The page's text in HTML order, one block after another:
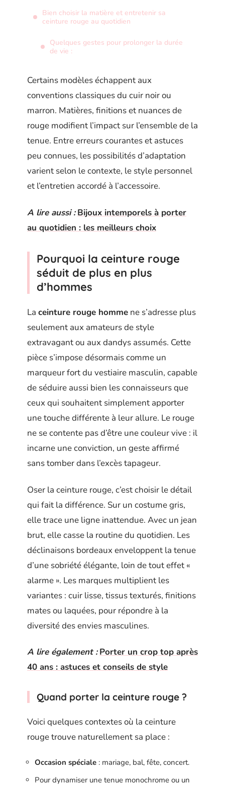
Bien choisir la matière et entretenir sa
ceinture rouge au quotidien
Quelques gestes pour prolonger la durée
de vie :
Certains modèles échappent aux
conventions classiques du cuir noir ou
marron. Matières, finitions et nuances de
rouge modifient l’impact sur l’ensemble de la
tenue. Entre erreurs courantes et astuces
peu connues, les possibilités d’adaptation
varient selon le contexte, le style personnel
et l’entretien accordé à l’accessoire.
A lire aussi : Bijoux intemporels à porter
au quotidien : les meilleurs choix
Pourquoi la ceinture rouge
séduit de plus en plus
d’hommes
La ceinture rouge homme ne s’adresse plus
seulement aux amateurs de style
extravagant ou aux dandys assumés. Cette
pièce s’impose désormais comme un
marqueur fort du vestiaire masculin, capable
de séduire aussi bien les connaisseurs que
ceux qui souhaitent simplement apporter
une touche différente à leur allure. Le rouge
ne se contente pas d’être une couleur vive : il
incarne une conviction, un geste affirmé
sans tomber dans l’excès tapageur.
Oser la ceinture rouge, c’est choisir le détail
qui fait la différence. Sur un costume gris,
elle trace une ligne inattendue. Avec un jean
brut, elle casse la routine du quotidien. Les
déclinaisons bordeaux enveloppent la tenue
d’une sobriété élégante, loin de tout effet «
alarme ». Les marques multiplient les
variantes : cuir lisse, tissus texturés, finitions
mates ou laquées, pour répondre à la
diversité des envies masculines.
A lire également : Porter un crop top après
40 ans : astuces et conseils de style
Quand porter la ceinture rouge ?
Voici quelques contextes où la ceinture
rouge trouve naturellement sa place :
Occasion spéciale : mariage, bal, fête, concert.
Pour dynamiser une tenue monochrome ou un